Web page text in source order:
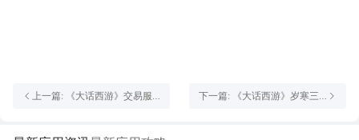
上一篇: 《大话西游》交易服
大奖！
下一篇: 《大话西游》岁寒三